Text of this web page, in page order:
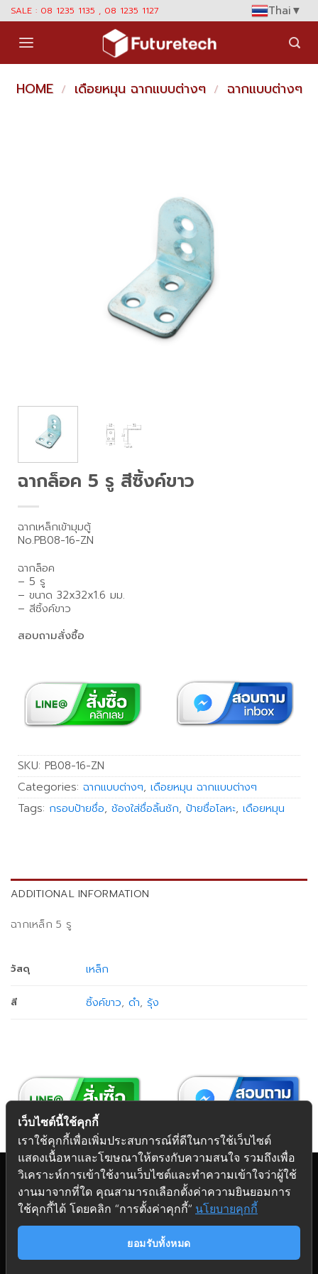
Skip
content
SALE : 08 1235 1135 , 08 1235 1127 Thai▼
HOME / เดือยหมุน ฉากแบบต่างๆ / ฉากแบบต่างๆ
ฉากล็อค 5 รู สีซิ้งค์ขาว
ฉากเหล็กเข้ามุมตู้
No.PB08-16-ZN
ฉากล็อค
– 5 รู
– ขนาด 32x32x1.6 มม.
– สีซิ้งค์ขาว
สอบถามสั่งซื้อ
SKU: PB08-16-ZN
Categories: ฉากแบบต่างๆ, เดือยหมุน ฉากแบบต่างๆ
Tags: กรอบป้ายชื่อ, ช้องใส่ชื่อลิ้นชัก, ป้ายชื่อโลหะ, เดือยหมุน
ADDITIONAL INFORMATION
ฉากเหล็ก 5 รู
วัสดุ เหล็ก
สี ซิ้งค์ขาว,ดำ, รุ้ง
Copyright 2026 © Futuretech Intermarketing Co., Ltd.
ศูนย์รวมอุปกรณ์เฟอร์นิเจอร์ครบวงจร
เว็บไซต์นี้ใช้คุกกี้
เราใช้คุกกี้เพื่อเพิ่มประสบการณ์ที่ดีในการใช้เว็บไซต์
แสดงเนื้อหาและโฆษณาให้ตรงกับความสนใจ รวมถึงเพื่อ
วิเคราะห์การเข้าใช้งานเว็บไซต์และทำความเข้าใจว่าผู้ใช้
งานมาจากที่ใด คุณสามารถเลือกตั้งค่าความยินยอมการ
ใช้คุกกี้ได้ โดยคลิก “การตั้งค่าคุกกี้” นโยบายคุกกี้
ยอมรับทั้งหมด